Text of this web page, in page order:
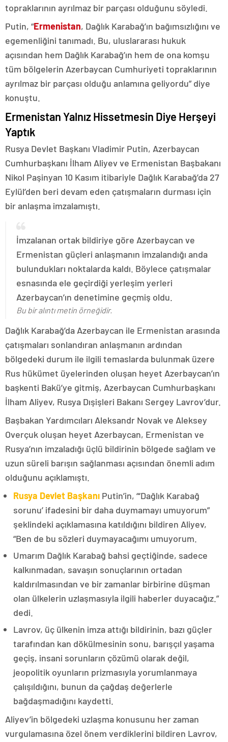
topraklarının ayrılmaz bir parçası olduğunu söyledi.
Putin, “Ermenistan, Dağlık Karabağ’ın bağımsızlığını ve
egemenliğini tanımadı. Bu, uluslararası hukuk
açısından hem Dağlık Karabağ’ın hem de ona komşu
tüm bölgelerin Azerbaycan Cumhuriyeti topraklarının
ayrılmaz bir parçası olduğu anlamına geliyordu” diye
konuştu.
Ermenistan Yalnız Hissetmesin Diye Herşeyi
Yaptık
Rusya Devlet Başkanı Vladimir Putin, Azerbaycan
Cumhurbaşkanı İlham Aliyev ve Ermenistan Başbakanı
Nikol Paşinyan 10 Kasım itibariyle Dağlık Karabağ’da 27
Eylül’den beri devam eden çatışmaların durması için
bir anlaşma imzalamıştı.
İmzalanan ortak bildiriye göre Azerbaycan ve
Ermenistan güçleri anlaşmanın imzalandığı anda
bulundukları noktalarda kaldı. Böylece çatışmalar
esnasında ele geçirdiği yerleşim yerleri
Azerbaycan’ın denetimine geçmiş oldu.
Bu bir alıntı metin örneğidir.
Dağlık Karabağ’da Azerbaycan ile Ermenistan arasında
çatışmaları sonlandıran anlaşmanın ardından
bölgedeki durum ile ilgili temaslarda bulunmak üzere
Rus hükümet üyelerinden oluşan heyet Azerbaycan’ın
başkenti Bakü’ye gitmiş, Azerbaycan Cumhurbaşkanı
İlham Aliyev, Rusya Dışişleri Bakanı Sergey Lavrov’dur.
Başbakan Yardımcıları Aleksandr Novak ve Aleksey
Overçuk oluşan heyet Azerbaycan, Ermenistan ve
Rusya’nın imzaladığı üçlü bildirinin bölgede sağlam ve
uzun süreli barışın sağlanması açısından önemli adım
olduğunu açıklamıştı.
Rusya Devlet Başkanı Putin’in, “‘Dağlık Karabağ
sorunu’ ifadesini bir daha duymamayı umuyorum”
şeklindeki açıklamasına katıldığını bildiren Aliyev,
“Ben de bu sözleri duymayacağımı umuyorum.
Umarım Dağlık Karabağ bahsi geçtiğinde, sadece
kalkınmadan, savaşın sonuçlarının ortadan
kaldırılmasından ve bir zamanlar birbirine düşman
olan ülkelerin uzlaşmasıyla ilgili haberler duyacağız.”
dedi.
Lavrov, üç ülkenin imza attığı bildirinin, bazı güçler
tarafından kan dökülmesinin sonu, barışçıl yaşama
geçiş, insani sorunların çözümü olarak değil,
jeopolitik oyunların prizmasıyla yorumlanmaya
çalışıldığını, bunun da çağdaş değerlerle
bağdaşmadığını kaydetti.
Aliyev’in bölgedeki uzlaşma konusunu her zaman
vurgulamasına özel önem verdiklerini bildiren Lavrov,